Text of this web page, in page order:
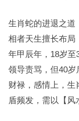
生肖蛇的进退之道
相者天生擅长布局
年甲辰年，18岁至
领导责骂，但40
财禄，感情上，生
盾频发，需以【风